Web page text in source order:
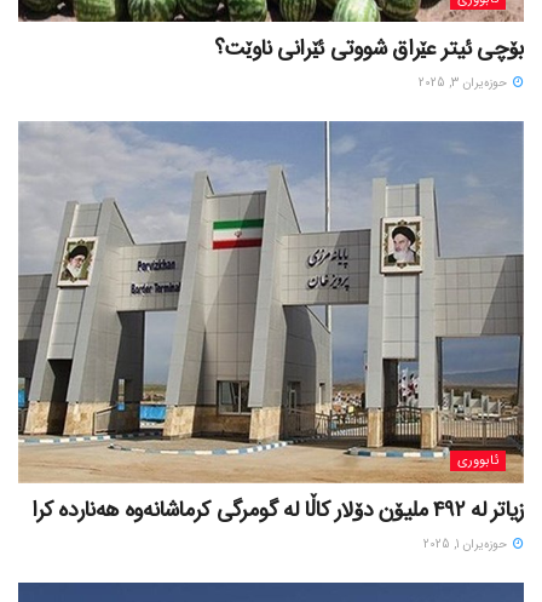
بۆچی ئیتر عێراق شووتی ئێرانی ناوێت؟
حوزه‌یران 3, 2025
ئابووری
زیاتر لە ٤٩٢ ملیۆن دۆلار کاڵا لە گومرگی کرماشانەوە هەناردە کرا
حوزه‌یران 1, 2025